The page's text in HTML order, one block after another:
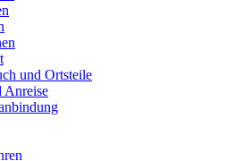
und Ortsteile
Anreise